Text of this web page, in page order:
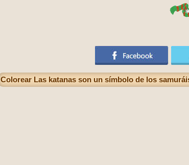
Colorear Las katanas son un símbolo de los